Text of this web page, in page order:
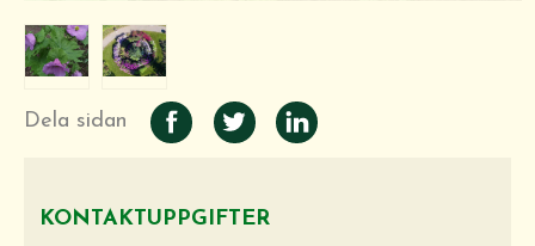
Dela sidan
KONTAKTUPPGIFTER